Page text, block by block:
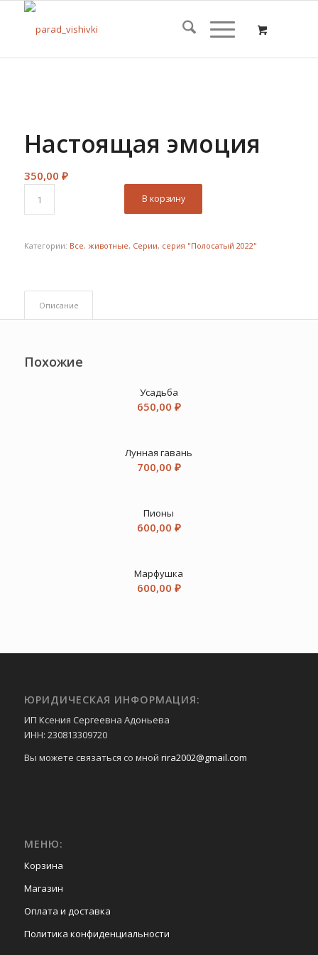
Настоящая эмоция
350,00 ₽
В корзину
Категории: Все, животные, Серии, серия "Полосатый 2022"
Описание
Похожие
Усадьба
650,00 ₽
Лунная гавань
700,00 ₽
Пионы
600,00 ₽
Марфушка
600,00 ₽
ЮРИДИЧЕСКАЯ ИНФОРМАЦИЯ:
ИП Ксения Сергеевна Адоньева
ИНН: 230813309720
Вы можете связаться со мной rira2002@gmail.com
МЕНЮ:
Корзина
Магазин
Оплата и доставка
Политика конфиденциальности